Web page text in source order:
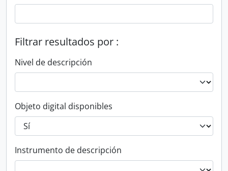
Filtrar resultados por :
Nivel de descripción
Objeto digital disponibles
Instrumento de descripción